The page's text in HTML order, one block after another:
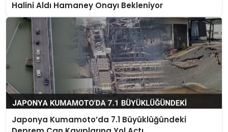
Halini Aldı Hamaney Onayı Bekleniyor
Japonya Kumamoto’da 7.1 Büyüklüğündeki